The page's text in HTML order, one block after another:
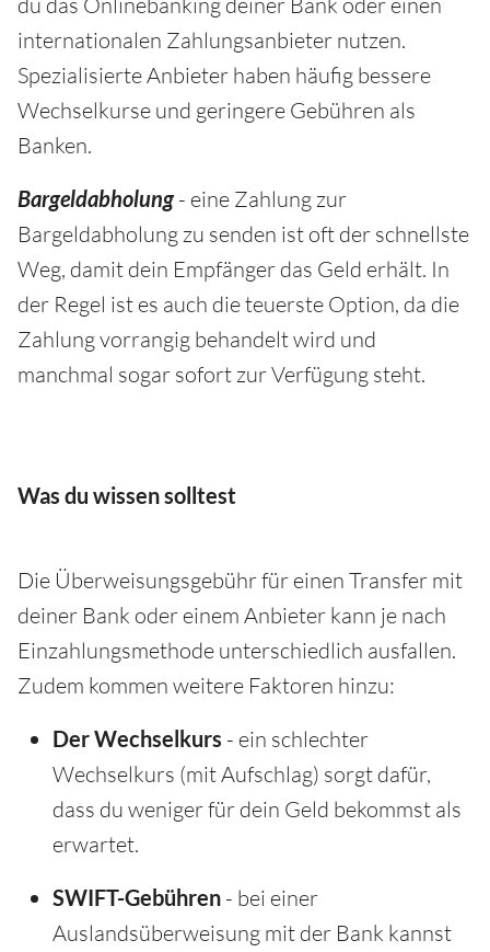
internationalen Zahlungsanbieter nutzen.
Spezialisierte Anbieter haben häufig bessere
Wechselkurse und geringere Gebühren als
Banken.
Bargeldabholung- eine Zahlung zur
Bargeldabholung zu senden ist oft der schnellste
Weg, damit dein Empfänger das Geld erhält. In
der Regel ist es auch die teuerste Option, da die
Zahlung vorrangig behandelt wird und
manchmal sogar sofort zur Verfügung steht.
Was du wissen solltest
Die Überweisungsgebühr für einen Transfer mit
deiner Bank oder einem Anbieter kann je nach
Einzahlungsmethode unterschiedlich ausfallen.
Zudem kommen weitere Faktoren hinzu:
Der Wechselkurs - ein schlechter
Wechselkurs (mit Aufschlag) sorgt dafür,
dass du weniger für dein Geld bekommst als
erwartet.
SWIFT-Gebühren - bei einer
Auslandsüberweisung mit der Bank kannst